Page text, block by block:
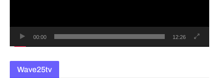
00:00 12:26
Wave25tv